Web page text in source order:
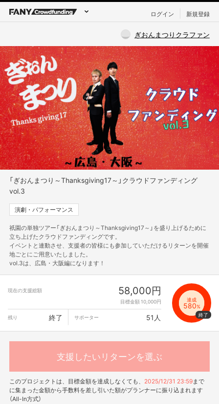
ログイン 新規登録
ぎおんまつりクラファン
「ぎおんまつり～Thanksgiving17～」クラウドファンディング
vol.3
演劇・パフォーマンス
祇園の単独ツアー「ぎおんまつり～Thanksgiving17～」を盛り上げるために
立ち上げたクラウドファンディングです。
イベントと連動させ、支援者の皆様にも参加していただけるリターンを開催
地ごとにご用意いたしました。
vol.3は、広島・大阪編になります！
現在の支援総額 58,000円
目標金額 10,000円 達成
580%
残り
終了 サポーター 51人
支援したいリターンを選ぶ
このプロジェクトは、目標金額を達成しなくても、 2025/12/31 23:59まで
に集まった金額から手数料を差し引いた額がプランナーに振り込まれます
（All-In方式）